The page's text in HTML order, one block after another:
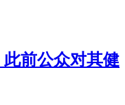
前公众对其健